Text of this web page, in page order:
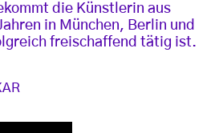
die Künstlerin aus
in München, Berlin und
freischaffend tätig ist.